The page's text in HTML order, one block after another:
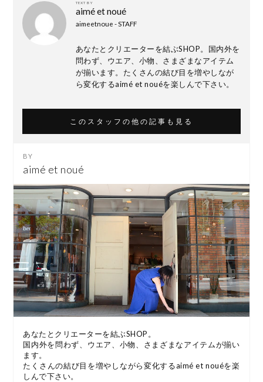
TEXT BY
aimé et noué
aimeetnoue - STAFF
あなたとクリエーターを結ぶSHOP。国内外を
問わず、ウエア、小物、さまざまなアイテム
が揃います。たくさんの結び目を増やしなが
ら変化するaimé et nouéを楽しんで下さい。
このスタッフの他の記事も見る
aimé et noué
あなたとクリエーターを結ぶSHOP。
国内外を問わず、ウエア、小物、さまざまなアイテムが揃い
ます。
たくさんの結び目を増やしながら変化するaimé et nouéを楽
しんで下さい。